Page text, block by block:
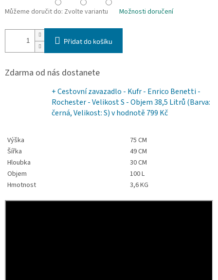
Můžeme doručit do: Zvolte variantu Možnosti doručení
Přidat do košíku
Zdarma od nás dostanete
+ Cestovní zavazadlo - Kufr - Enrico Benetti -
Rochester - Velikost S - Objem 38,5 Litrů (Barva:
černá, Velikost: S)v hodnotě 799 Kč
Výška
75 CM
Šířka
49 CM
Hloubka
30 CM
Objem
100 L
Hmotnost
3,6 KG